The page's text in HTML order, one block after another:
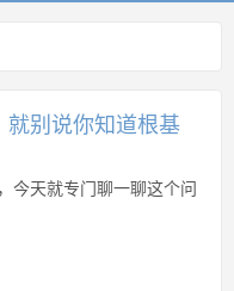
别说你知道根基
今天就专门聊一聊这个问